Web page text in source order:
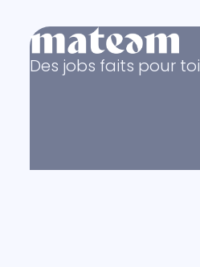
Des jobs faits pour toi